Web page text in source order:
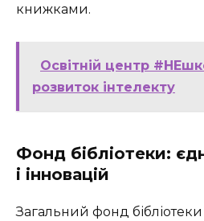
книжками.
Освітній центр
розвиток інтелекту
Фонд бібліотеки:
і інновацій
Загальний фонд